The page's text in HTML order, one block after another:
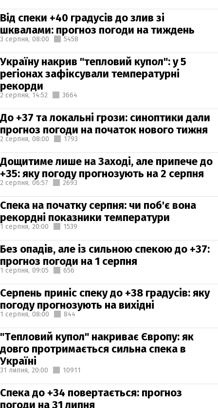
Від спеки +40 градусів до злив зі
шквалами: прогноз погоди на тиждень
3 серпня, 08:00 5458
Україну накрив "тепловий купол": у 5
регіонах зафіксували температурні
рекорди
2 серпня, 14:52 3664
До +37 та локальні грози: синоптики дали
прогноз погоди на початок нового тижня
2 серпня, 08:00 1793
Дощитиме лише на Заході, але припече до
+35: яку погоду прогнозують на 2 серпня
2 серпня, 06:57 2693
Спека на початку серпня: чи поб'є вона
рекордні показники температури
1 серпня, 20:00 1539
Без опадів, але із сильною спекою до +37:
прогноз погоди на 1 серпня
1 серпня, 09:05 656
Серпень приніс спеку до +38 градусів: яку
погоду прогнозують на вихідні
1 серпня, 08:00 844
"Тепловий купол" накриває Європу: як
довго протримається сильна спека в
Україні
31 липня, 20:00 10911
Спека до +34 повертається: прогноз
погоди на 31 липня